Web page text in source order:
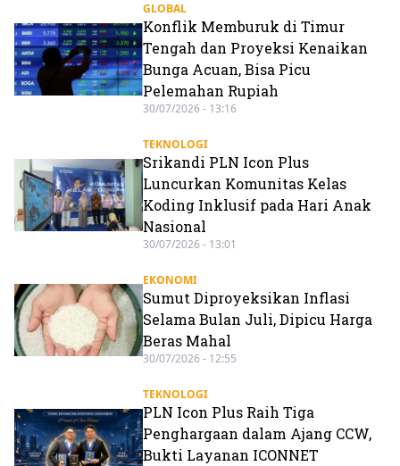
GLOBAL
Konflik Memburuk di Timur
Tengah dan Proyeksi Kenaikan
Bunga Acuan, Bisa Picu
Pelemahan Rupiah
30/07/2026 - 13:16
TEKNOLOGI
Srikandi PLN Icon Plus
Luncurkan Komunitas Kelas
Koding Inklusif pada Hari Anak
Nasional
30/07/2026 - 13:01
EKONOMI
Sumut Diproyeksikan Inflasi
Selama Bulan Juli, Dipicu Harga
Beras Mahal
30/07/2026 - 12:55
TEKNOLOGI
PLN Icon Plus Raih Tiga
Penghargaan dalam Ajang CCW,
Bukti Layanan ICONNET